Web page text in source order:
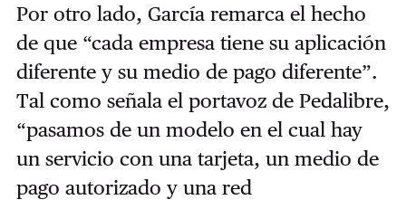
Por otro lado, García remarca el hecho
de que “cada empresa tiene su aplicación
diferente y su medio de pago diferente”.
Tal como señala el portavoz de Pedalibre,
“pasamos de un modelo en el cual hay
un servicio con una tarjeta, un medio de
pago autorizado y una red